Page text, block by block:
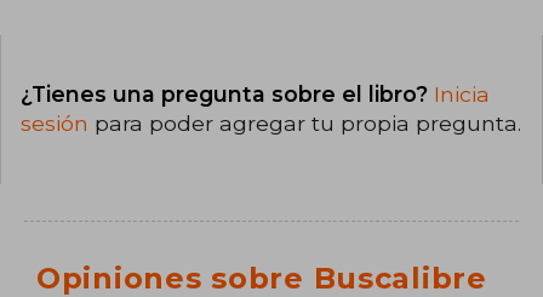
¿Tienes una pregunta sobre el libro? Inicia
sesión para poder agregar tu propia pregunta.
Opiniones sobre Buscalibre